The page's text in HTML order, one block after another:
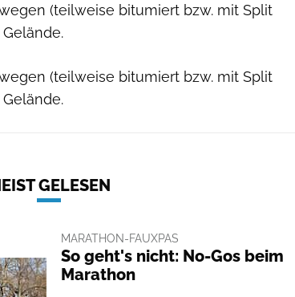
(teilweise bitumiert bzw. mit Split
(teilweise bitumiert bzw. mit Split
GELESEN
MARATHON-FAUXPAS
So geht's nicht: No-Gos beim
Marathon